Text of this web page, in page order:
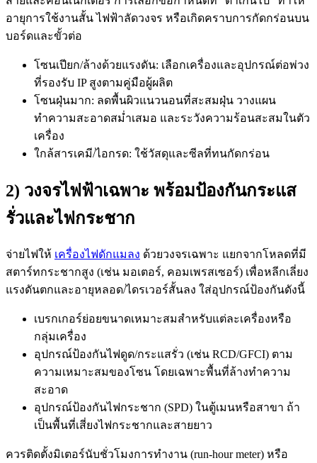
อายุการใช้งานสั้น ไฟฟ้าลัดวงจร หรือเกิดคราบการกัดกร่อนบน
บอร์ดและขั้วต่อ
โซนเปียก/ล้างด้วยแรงดัน: เลือกเครื่องและอุปกรณ์ต่อพ่วง
ที่รองรับ IP สูงตามคู่มือผู้ผลิต
โซนฝุ่นมาก: ลดพื้นผิวแนวนอนที่สะสมฝุ่น วางแผน
ทำความสะอาดสม่ำเสมอ และระวังความร้อนสะสมในตัว
เครื่อง
ใกล้สารเคมี/ไอกรด: ใช้วัสดุและซีลที่ทนกัดกร่อน
2) วงจรไฟฟ้าเฉพาะ พร้อมป้องกันกระแส
รั่วและไฟกระชาก
จ่ายไฟให้ เครื่องไฟดักแมลง ด้วยวงจรเฉพาะ แยกจากโหลดที่มี
สตาร์ทกระชากสูง (เช่น มอเตอร์, คอมเพรสเซอร์) เพื่อหลีกเลี่ยง
แรงดันตกและอายุหลอด/ไดรเวอร์สั้นลง ใส่อุปกรณ์ป้องกันดังนี้
เบรกเกอร์ย่อยขนาดเหมาะสมสำหรับแต่ละเครื่องหรือ
กลุ่มเครื่อง
อุปกรณ์ป้องกันไฟดูด/กระแสรั่ว (เช่น RCD/GFCI) ตาม
ความเหมาะสมของโซน โดยเฉพาะพื้นที่ล้างทำความ
สะอาด
อุปกรณ์ป้องกันไฟกระชาก (SPD) ในตู้เมนหรือสาขา ถ้า
เป็นพื้นที่เสี่ยงไฟกระชากและสายยาว
ควรติดตั้งมิเตอร์นับชั่วโมงการทำงาน (run-hour meter) หรือ